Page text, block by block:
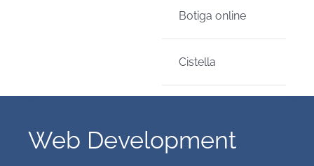
Botiga online
Cistella
Web Development